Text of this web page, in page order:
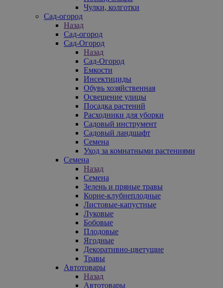
Чулки, колготки
Сад-огород
Назад
Сад-огород
Сад-Огород
Назад
Сад-Огород
Емкости
Инсектициды
Обувь хозяйственная
Освещение улицы
Посадка растений
Расходники для уборки
Садовый инструмент
Садовый ландшафт
Семена
Уход за комнатными растениями
Семена
Назад
Семена
Зелень и пряные травы
Корне-клубнеплодные
Листовые-капустные
Луковые
Бобовые
Плодовые
Ягодные
Декоративно-цветущие
Травы
Автотовары
Назад
Автотовары